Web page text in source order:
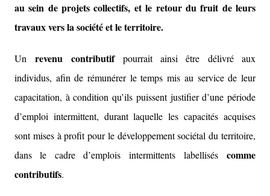
au sein de projets collectifs, et le retour du fruit de leurs
travaux vers la société et le territoire.
Unrevenu contributifpourrait ainsi être délivré aux
individus, afin de rémunérer le temps mis au service de leur
capacitation, à condition qu’ils puissent justifier d’une période
d’emploi intermittent, durant laquelle les capacités acquises
sont mises à profit pour le développement sociétal du territoire,
dans le cadre d’emplois intermittents labelliséscomme
contributifs.